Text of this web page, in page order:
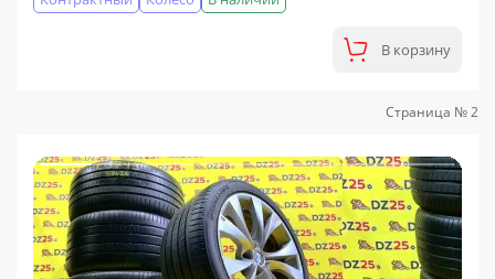
В корзину
Страница № 2